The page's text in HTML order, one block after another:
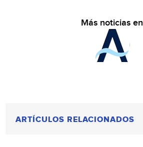
Más noticias en
ARTÍCULOS RELACIONADOS